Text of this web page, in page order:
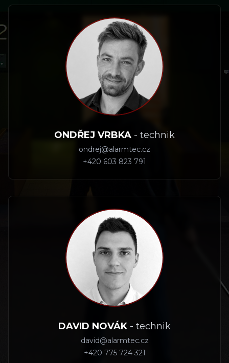
ONDŘEJ VRBKA - technik
ondrej@alarmtec.cz
+420 603 823 791
DAVID NOVÁK - technik
david@alarmtec.cz
+420 775 724 321